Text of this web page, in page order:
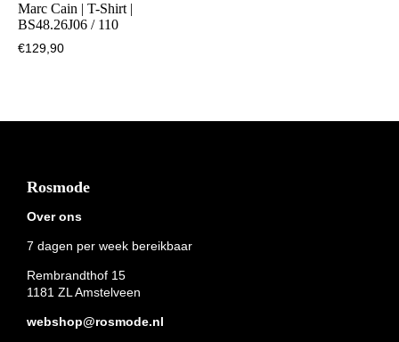
Marc Cain | T-Shirt |
BS48.26J06 / 110
€129,90
Footer
Rosmode
Over ons
7 dagen per week bereikbaar
Rembrandthof 15
1181 ZL Amstelveen
webshop@rosmode.nl